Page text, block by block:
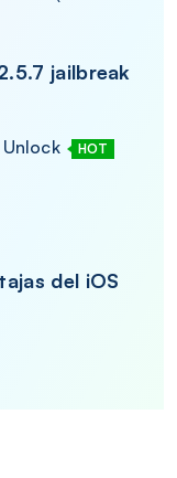
jailbreak
Unlock HOT
del iOS